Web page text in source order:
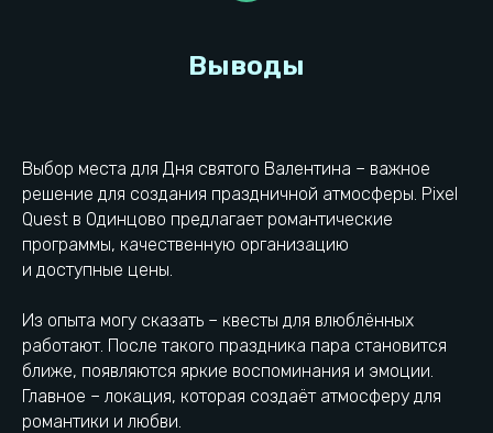
Выбор места для Дня святого Валентина – важное
решение для создания праздничной атмосферы. Pixel
Quest в Одинцово предлагает романтические
программы, качественную организацию
и доступные цены.
Из опыта могу сказать – квесты для влюблённых
работают. После такого праздника пара становится
ближе, появляются яркие воспоминания и эмоции.
Главное – локация, которая создаёт атмосферу для
романтики и любви.
Правила посещения
О компании
Франшиза
Реквизиты УК
Контакты УК
Документы
Конфидециальность
Правила посещения
Реквизиты локации Товарный знак ®
Разработка сайта
Проложить маршрут
Выбрать город